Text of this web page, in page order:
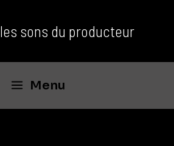
les sons du producteur
Menu